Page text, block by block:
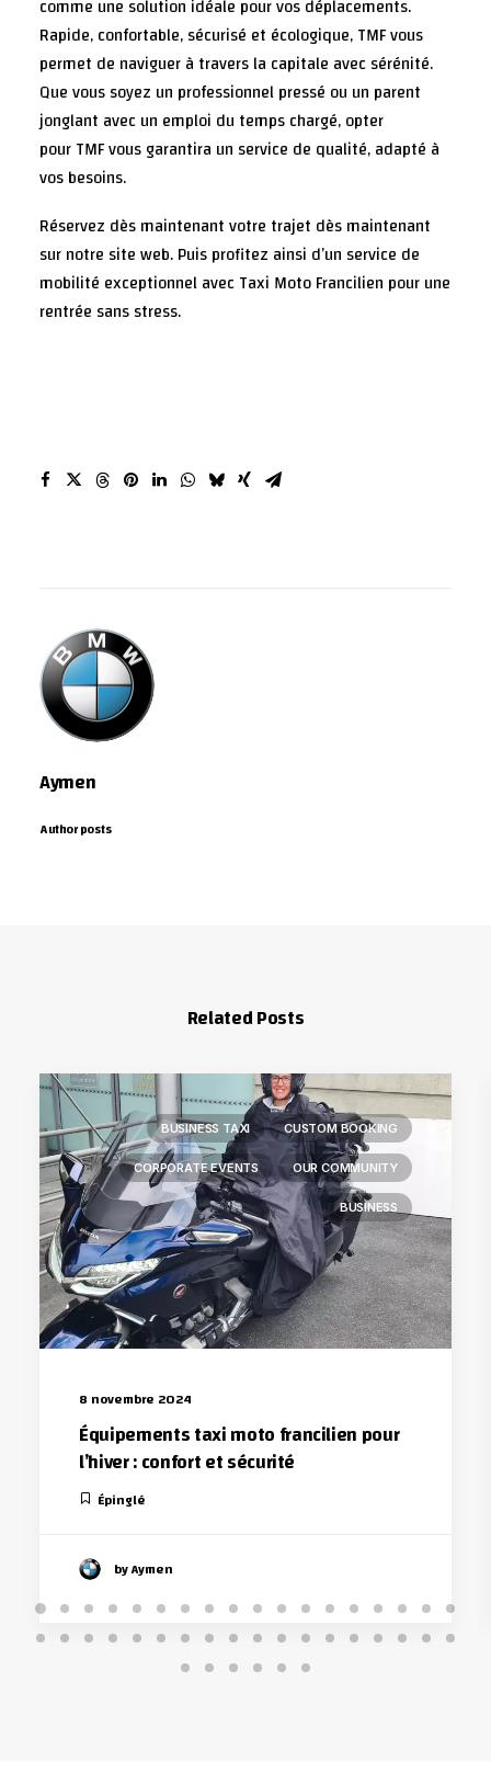
comme une solution idéale pour vos déplacements.
Rapide, confortable, sécurisé et écologique, TMF vous
permet de naviguer à travers la capitale avec sérénité.
Que vous soyez un professionnel pressé ou un parent
jonglant avec un emploi du temps chargé, opter
pour TMF vous garantira un service de qualité, adapté à
vos besoins.
Réservez dès maintenant votre trajet dès maintenant
sur notre site web. Puis profitez ainsi d’un service de
mobilité exceptionnel avec Taxi Moto Francilien pour une
rentrée sans stress.
Aymen
Author posts
Related Posts
BUSINESS TAXI CUSTOM BOOKING
CORPORATE EVENTS OUR COMMUNITY
BUSINESS
8 novembre 2024
Équipements taxi moto francilien pour
l’hiver : confort et sécurité
Épinglé
by Aymen